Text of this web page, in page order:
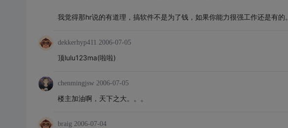
我觉得那hr说的有道理，搞软件不是为了钱，如果你能力很强工作还是有的。
dekkerhyp411 2006-07-05
顶lulu123ma(啦啦)
chenmingjsw 2006-07-05
楼主加油啊，天下之大。。。
braig 2006-07-04